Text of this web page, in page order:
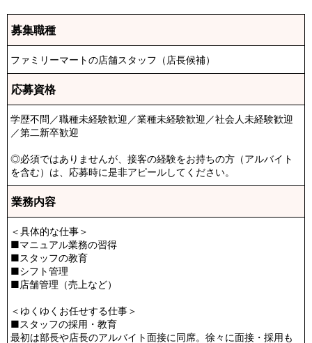
募集職種
ファミリーマートの店舗スタッフ（店長候補）
応募資格
学歴不問／職種未経験歓迎／業種未経験歓迎／社会人未経験歓迎
／第二新卒歓迎
◎必須ではありませんが、接客の経験をお持ちの方（アルバイト
を含む）は、応募時に是非アピールしてください。
業務内容
＜具体的な仕事＞
■マニュアル業務の習得
■スタッフの教育
■シフト管理
■店舗管理（売上など）
＜ゆくゆくお任せする仕事＞
■スタッフの採用・教育
最初は部長や店長のアルバイト面接に同席。徐々に面接・採用も